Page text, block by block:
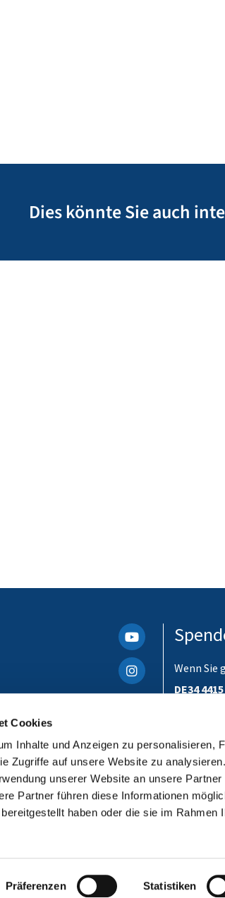
Cookies
Inhalte und Anzeigen zu personalisieren,
Zugriffe auf unsere Website zu
unserer Website an unsere
Partner führen diese Informationen
haben oder die sie im Rahmen
Präferenzen Statistiken
Dies könnte Sie auch
Wenn Sie
DE34
Bitte